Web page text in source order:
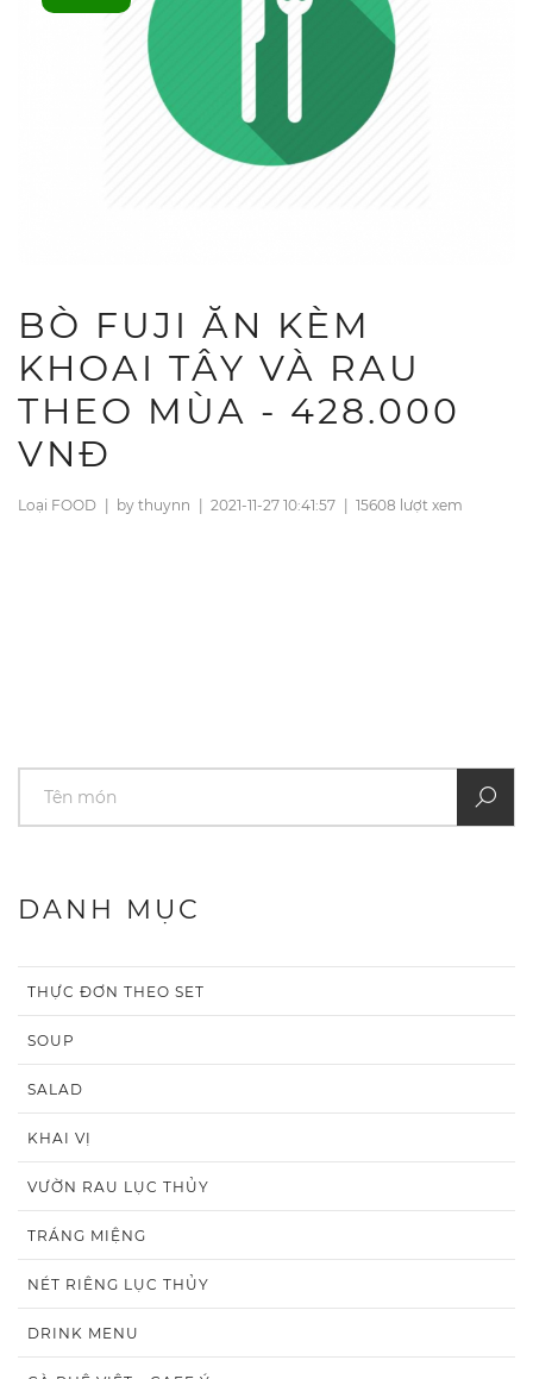
BÒ FUJI ĂN KÈM
KHOAI TÂY VÀ RAU
THEO MÙA - 428.000
VNĐ
Loại FOOD | by thuynn | 2021-11-27 10:41:57 | 15608 lượt xem
DANH MỤC
THỰC ĐƠN THEO SET
SOUP
SALAD
KHAI VỊ
VƯỜN RAU LỤC THỦY
TRÁNG MIỆNG
NÉT RIÊNG LỤC THỦY
DRINK MENU